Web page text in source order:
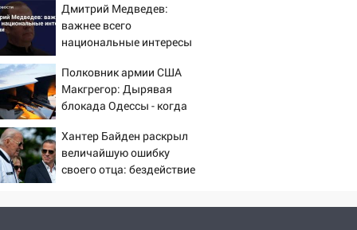
Дмитрий Медведев:
важнее всего
национальные интересы
Полковник армии США
Макгрегор: Дырявая
блокада Одессы - когда
России за это полетят
головы?
Хантер Байден раскрыл
величайшую ошибку
своего отца: бездействие